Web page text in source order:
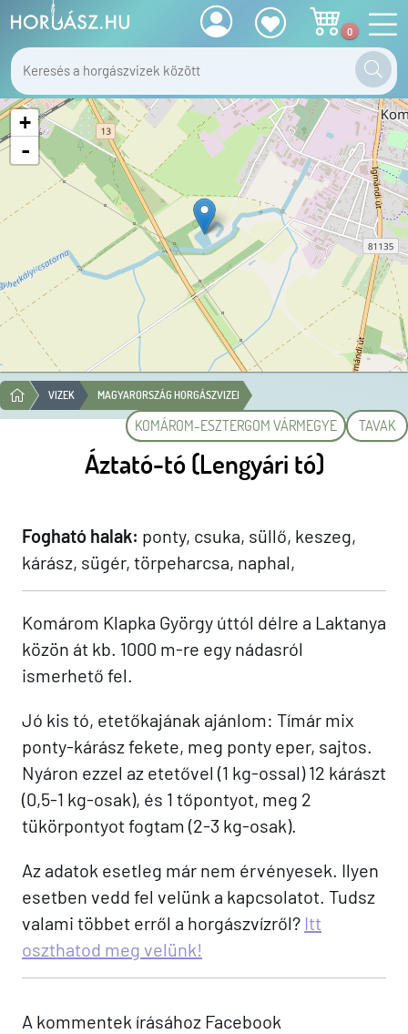
0
+
-
VIZEK MAGYARORSZÁG HORGÁSZVIZEI
KOMÁROM-ESZTERGOM VÁRMEGYE TAVAK
Áztató-tó (Lengyári tó)
Fogható halak: ponty, csuka, süllő, keszeg,
kárász, sügér, törpeharcsa, naphal,
Komárom Klapka György úttól délre a Laktanya
közön át kb. 1000 m-re egy nádasról
ismerhető fel.
Jó kis tó, etetőkajának ajánlom: Tímár mix
ponty-kárász fekete, meg ponty eper, sajtos.
Nyáron ezzel az etetővel (1 kg-ossal) 12 kárászt
(0,5-1 kg-osak), és 1 tőpontyot, meg 2
tükörpontyot fogtam (2-3 kg-osak).
Az adatok esetleg már nem érvényesek. Ilyen
esetben vedd fel velünk a kapcsolatot. Tudsz
valami többet erről a horgászvízről? Itt
oszthatod meg velünk!
A kommentek írásához Facebook